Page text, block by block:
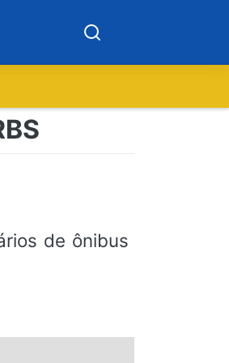
de ônibus